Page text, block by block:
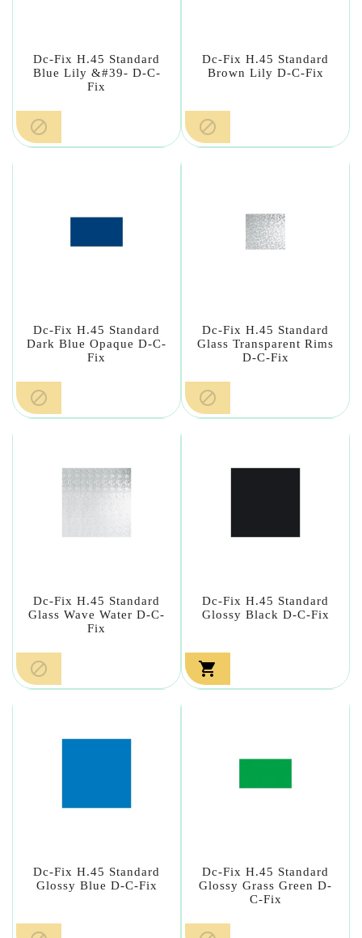
Dc-Fix H.45 Standard
Blue Lily &#39- D-C-
Fix

Dc-Fix H.45 Standard
Brown Lily D-C-Fix

Dc-Fix H.45 Standard
Dark Blue Opaque D-C-
Fix

Dc-Fix H.45 Standard
Glass Transparent Rims
D-C-Fix

Dc-Fix H.45 Standard
Glass Wave Water D-C-
Fix

Dc-Fix H.45 Standard
Glossy Black D-C-Fix

Dc-Fix H.45 Standard
Glossy Blue D-C-Fix
Dc-Fix H.45 Standard
Glossy Grass Green D-
C-Fix